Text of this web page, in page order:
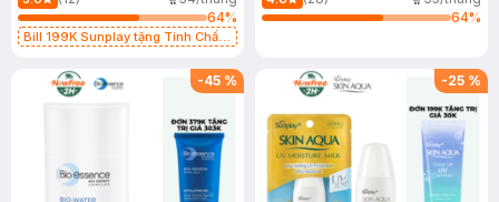
64%
Bill 199K Sunplay tặng Tinh Chất
PA++++
64%
-45 % -25 %